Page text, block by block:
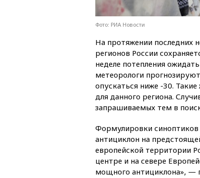
Фото: РИА Новости
На протяжении последних
регионов России
неделе потепления
метеорологи
опускаться ниже -30.
для данного региона.
запрашиваемых тем в
Формулировки
антициклон на
европейской территории
центре и на севере
мощного антициклона», —